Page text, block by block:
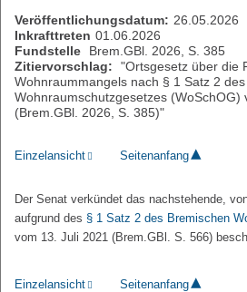
Veröffentlichungsdatum: 26.05.2026
Inkrafttreten 01.06.2026
Fundstelle
Brem.GBl. 2026, S. 385
Zitiervorschlag:
"Ortsgesetz über die
Wohnraummangels nach § 1 Satz 2
Wohnraumschutzgesetzes (WoSchOG)
(Brem.GBl. 2026, S. 385)"
Einzelansicht Seitenanfang
Der Senat verkündet das nachstehende,
aufgrund des § 1 Satz 2 des Bremischen
vom 13. Juli 2021 (Brem.GBl. S. 566)
Einzelansicht Seitenanfang